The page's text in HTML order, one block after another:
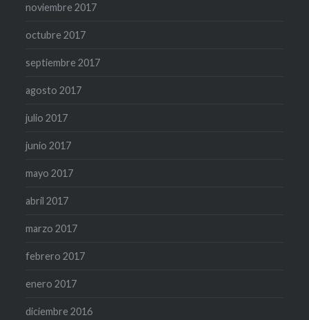
noviembre 2017
octubre 2017
septiembre 2017
agosto 2017
julio 2017
junio 2017
mayo 2017
abril 2017
marzo 2017
febrero 2017
enero 2017
diciembre 2016